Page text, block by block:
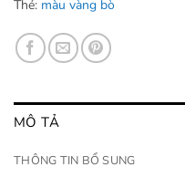
Thẻ: màu vàng bò
MÔ TẢ
THÔNG TIN BỔ SUNG